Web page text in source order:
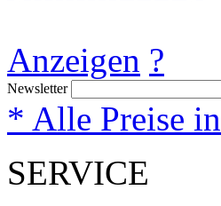
Anzeigen ?
Newsletter
* Alle Preise
SERVICE